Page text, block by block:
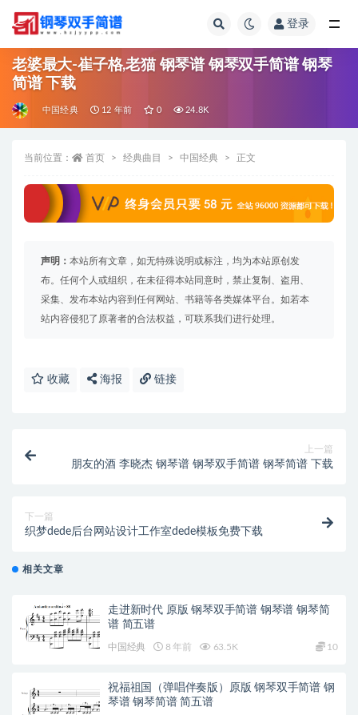
登录
老婆最大-崔子格,老猫 钢琴谱 钢琴双手简谱 钢琴
简谱 下载
中国经典 12 年前 0 24.8K
当前位置： 首页 经典曲目 中国经典 正文
声明： 本站所有文章，如无特殊说明或标注，均为本站原创发
布。任何个人或组织，在未征得本站同意时，禁止复制、盗用、
采集、发布本站内容到任何网站、书籍等各类媒体平台。如若本
站内容侵犯了原著者的合法权益，可联系我们进行处理。
收藏 海报 链接
上一篇
朋友的酒 李晓杰 钢琴谱 钢琴双手简谱 钢琴简谱 下载
下一篇
织梦dede后台网站设计工作室dede模板免费下载
相关文章
走进新时代 原版 钢琴双手简谱 钢琴谱 钢琴简
谱 简五谱
中国经典 8 年前 63.5K 10
祝福祖国（弹唱伴奏版）原版 钢琴双手简谱 钢
琴谱 钢琴简谱 简五谱